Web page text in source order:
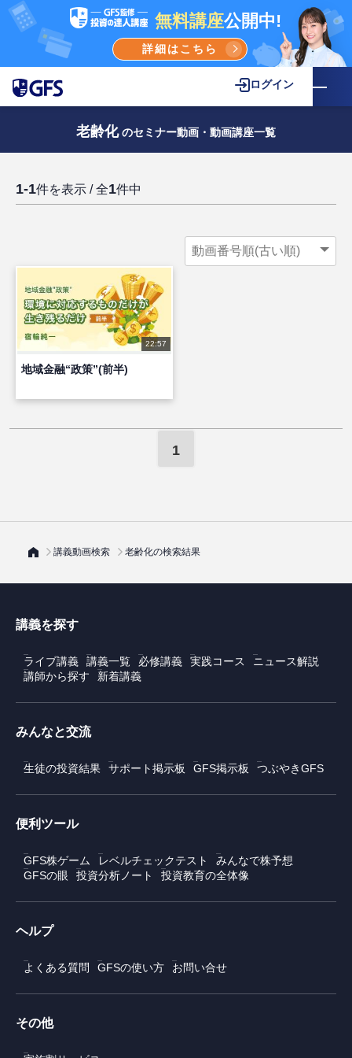
無料講座公開中!
詳細はこちら
ログイン
老齢化 のセミナー動画・動画講座一覧
1-1件を表示 / 全1件中
22:57
地域金融“政策”(前半)
1
講義動画検索 老齢化の検索結果
講義を探す
ライブ講義 講義一覧 必修講義 実践コース
ニュース解説
講師から探す
新着講義
みんなと交流
生徒の投資結果 サポート掲示板 GFS掲示板 つぶやきGFS
便利ツール
GFS株ゲーム レベルチェックテスト
みんなで株予想
GFSの眼
投資分析ノート 投資教育の全体像
ヘルプ
よくある質問 GFSの使い方 お問い合せ
その他